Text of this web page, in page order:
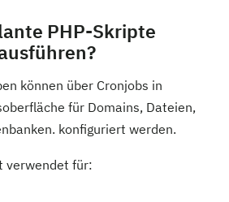
PHP-Skripte
können über Cronjobs in
für Domains, Dateien,
konfiguriert werden.
verwendet für: